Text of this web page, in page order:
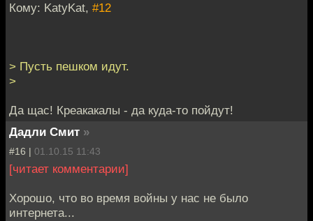
Кому: KatyKat, #12
> Пусть пешком идут.
>
Да щас! Креакакалы - да куда-то пойдут!
Дадли Смит »
#16 | 01.10.15 11:43
[читает комментарии]
Хорошо, что во время войны у нас не было
интернета...